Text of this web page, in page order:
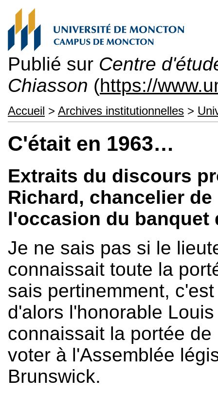
Publié sur Centre
Chiasson (https://
Accueil > Archives institutionnelles >
C'était en 1963…
Extraits du discours
Richard, chancelier
l'occasion du banquet
Je ne sais pas si le
connaissait toute la
sais pertinemment,
d'alors l'honorable
connaissait la portée
voter à l'Assemblée
Brunswick.